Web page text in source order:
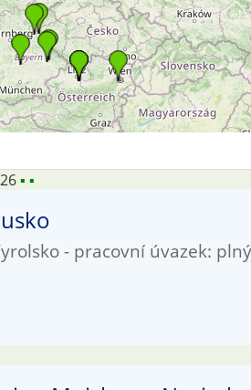
▪ ▪
- pracovní úvazek: